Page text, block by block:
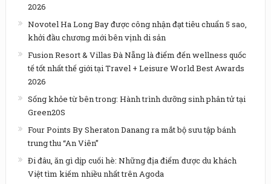
2026
Novotel Ha Long Bay được công nhận đạt tiêu chuẩn 5 sao,
khởi đầu chương mới bên vịnh di sản
Fusion Resort & Villas Đà Nẵng là điểm đến wellness quốc
tế tốt nhất thế giới tại Travel + Leisure World Best Awards
2026
Sống khỏe từ bên trong: Hành trình dưỡng sinh phân tử tại
Green20S
Four Points By Sheraton Danang ra mắt bộ sưu tập bánh
trung thu “An Viên”
Đi đâu, ăn gì dịp cuối hè: Những địa điểm được du khách
Việt tìm kiếm nhiều nhất trên Agoda